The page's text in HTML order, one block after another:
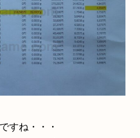
すね・・・